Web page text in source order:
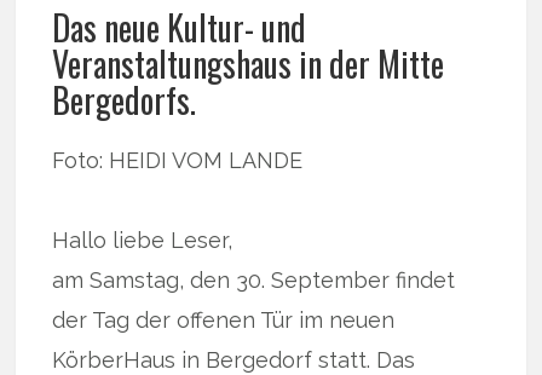
Das neue Kultur- und
Veranstaltungshaus in der Mitte
Bergedorfs.
Foto: HEIDI VOM LANDE
Hallo liebe Leser,
am Samstag, den 30. September findet
der Tag der offenen Tür im neuen
KörberHaus in Bergedorf statt. Das